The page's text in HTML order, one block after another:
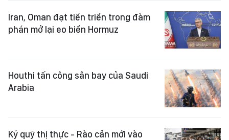
Iran, Oman đạt tiến triển trong đàm
phán mở lại eo biển Hormuz
Houthi tấn công sân bay của Saudi
Arabia
Ký quỹ thị thực - Rào cản mới vào